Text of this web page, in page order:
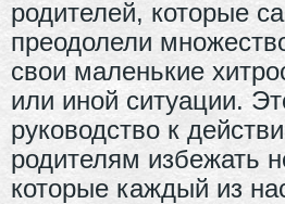
родителей, которые
преодолели
свои маленькие
или иной ситуации.
руководство к
родителям избежать
которые каждый из